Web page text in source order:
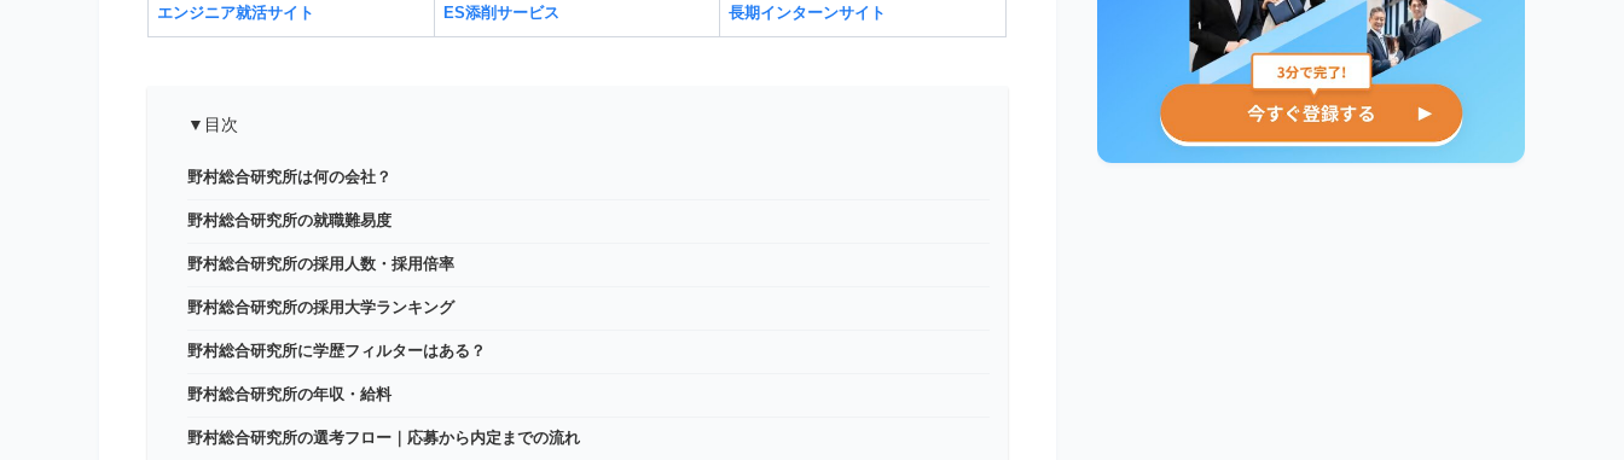
エンジニア就活サイト ES添削サービス 長期インターンサイト
▼目次
野村総合研究所は何の会社？
野村総合研究所の就職難易度
野村総合研究所の採用人数・採用倍率
野村総合研究所の採用大学ランキング
野村総合研究所に学歴フィルターはある？
野村総合研究所の年収・給料
野村総合研究所の選考フロー｜応募から内定までの流れ